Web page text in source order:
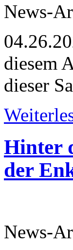
News-
diesem
dieser
Hinter
der
News-